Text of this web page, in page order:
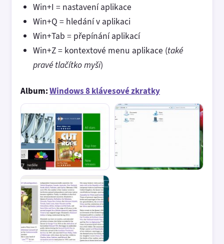
Win+I = nastavení aplikace
Win+Q = hledání v aplikaci
Win+Tab = přepínání aplikací
Win+Z = kontextové menu aplikace (také
pravé tlačítko myši)
Album:Windows 8 klávesové zkratky